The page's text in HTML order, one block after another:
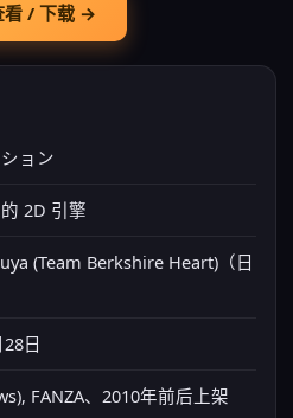
看 / 下载 →
ョン
2D 引擎
(Team Berkshire Heart)（日
日
FANZA、2010年前后上架